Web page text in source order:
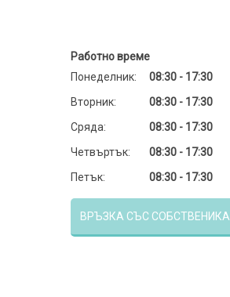
Работно време
Понеделник:
08:30 - 17:30
Вторник:
08:30 - 17:30
Сряда:
08:30 - 17:30
Четвъртък:
08:30 - 17:30
Петък:
08:30 - 17:30
ВРЪЗКА СЪС СОБСТВЕНИКА